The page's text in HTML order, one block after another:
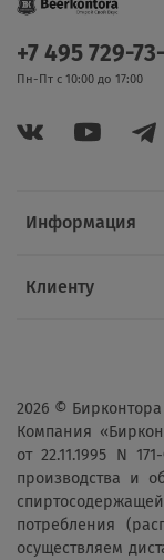
Информация
Клиенту
+7 495 729-
Пн-Пт с 10:00 до 17:00
2026 © Бирконтора
Компания
от 22.11.1995 N
производства и
потребления
осуществляем